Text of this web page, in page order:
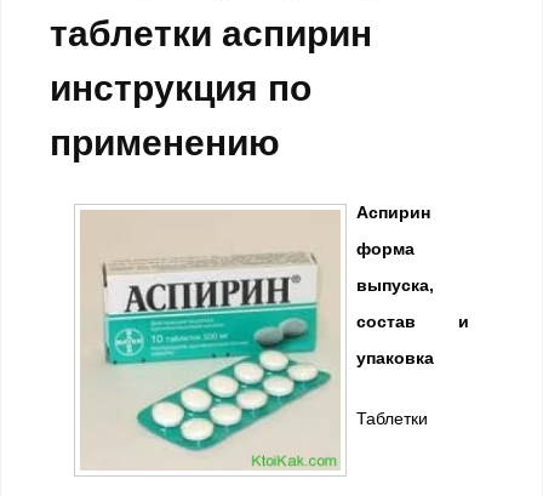
таблетки аспирин
инструкция по
применению
Аспирин
форма
выпуска,
состав и
упаковка
Таблетки